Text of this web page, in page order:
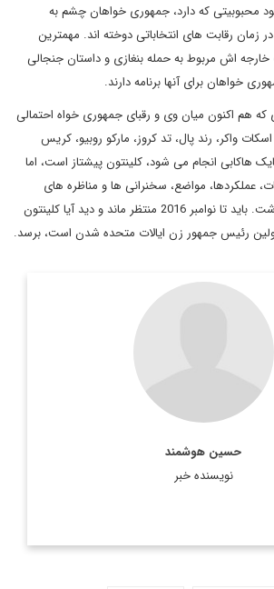
محبوبیتی که دارد، جمهوری خواهان چشم به
زمان رقابت های انتخاباتی دوخته اند. مهمترین
اش مربوط به حمله بنغازی و داستان جنجالی
خواهان برای آنها برنامه دارند.
هم اکنون میان وی و رقبای جمهوری خواه احتمالی
واکر، رند پال، تد کروز، مارکو روبیو، کریس
هاکابی انجام می شود، کلینتون پیشتاز است، اما
عملکردها، مواضع، سخنرانی ها و مناظره های
انتخاباتی را هم در نظر داشت. باید تا نوامبر 2016 منتظر ماند و دید آیا کلینتون
رئیس جمهور زن ایالات متحده شدن است، برسد.
حسین هوشمند
نویسنده خبر
هيئت تحريريه ديپلماسي ايراني
hossein.
اطلاعات بیشتر